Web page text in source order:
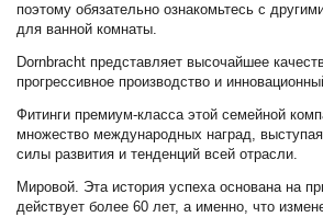
поэтому обязательно ознакомьтесь с
для ванной комнаты.
Dornbracht представляет высочайшее
прогрессивное производство и
Фитинги премиум-класса этой семейной
множество международных наград,
силы развития и тенденций всей отрасли.
Мировой. Эта история успеха основана на
действует более 60 лет, а именно, что